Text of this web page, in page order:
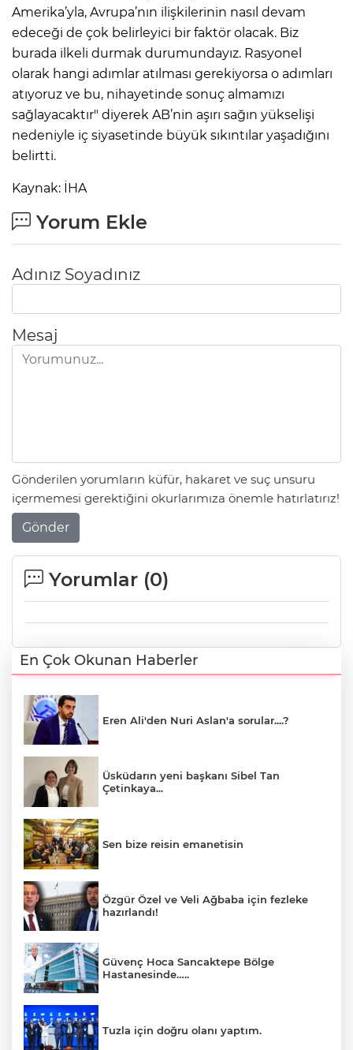
Amerika’yla, Avrupa’nın ilişkilerinin nasıl devam
edeceği de çok belirleyici bir faktör olacak. Biz
burada ilkeli durmak durumundayız. Rasyonel
olarak hangi adımlar atılması gerekiyorsa o adımları
atıyoruz ve bu, nihayetinde sonuç almamızı
sağlayacaktır" diyerek AB’nin aşırı sağın yükselişi
nedeniyle iç siyasetinde büyük sıkıntılar yaşadığını
belirtti.
Kaynak: İHA
Yorum Ekle
Adınız Soyadınız
Mesaj
Gönderilen yorumların küfür, hakaret ve suç unsuru
içermemesi gerektiğini okurlarımıza önemle hatırlatırız!
Gönder
Yorumlar (0)
En Çok Okunan Haberler
Eren Ali'den Nuri Aslan'a sorular....?
Üsküdarın yeni başkanı Sibel Tan
Çetinkaya...
Sen bize reisin emanetisin
Özgür Özel ve Veli Ağbaba için fezleke
hazırlandı!
Güvenç Hoca Sancaktepe Bölge
Hastanesinde…..
Tuzla için doğru olanı yaptım.